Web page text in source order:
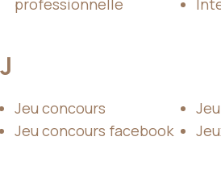
J
Jeu concours
Jeu concours facebook